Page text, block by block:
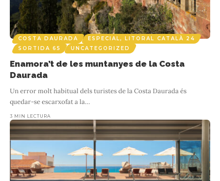
COSTA DAURADA
ESPECIAL, LITORAL CATALÀ 24
SORTIDA 65
UNCATEGORIZED
Enamora’t de les muntanyes de la Costa
Daurada
Un error molt habitual dels turistes de la Costa Daurada és
quedar-se escarxofat a la…
3 MIN LECTURA